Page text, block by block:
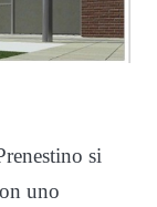
si
uno